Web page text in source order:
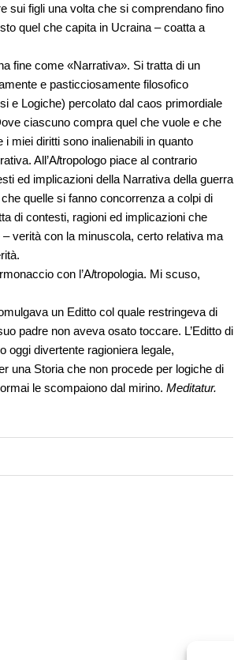
sui figli una volta che si comprendano fino
quel che capita in Ucraina – coatta a
fine come «Narrativa». Si tratta di un
e pasticciosamente filosofico
e Logiche) percolato dal caos primordiale
ciascuno compra quel che vuole e che
miei diritti sono inalienabili in quanto
All’Altropologo piace al contrario
ed implicazioni della Narrativa della guerra
quelle si fanno concorrenza a colpi di
di contesti, ragioni ed implicazioni che
verità con la minuscola, certo relativa ma
con l’Altropologia. Mi scuso,
un Editto col quale restringeva di
padre non aveva osato toccare. L’Editto di
oggi divertente ragioniera legale,
una Storia che non procede per logiche di
le scompaiono dal mirino. Meditatur.